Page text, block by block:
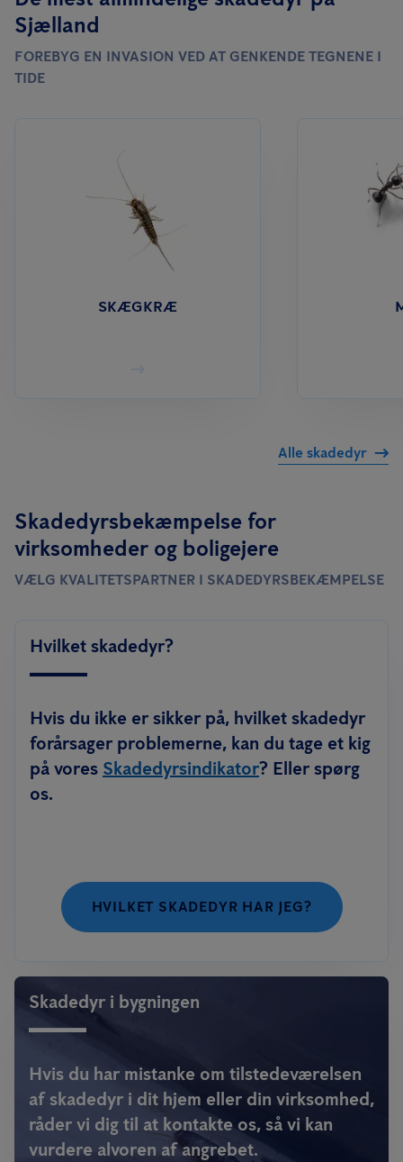
Sjælland
FOREBYG EN INVASION VED AT GENKENDE TEGNENE I
TIDE
SKÆGKRÆ
Alle skadedyr
Skadedyrsbekæmpelse for
virksomheder og boligejere
VÆLG KVALITETSPARTNER I SKADEDYRSBEKÆMPELSE
Hvilket skadedyr?
Hvis du ikke er sikker på, hvilket skadedyr
forårsager problemerne, kan du tage et kig
på vores Skadedyrsindikator? Eller spørg
os.
HVILKET SKADEDYR HAR JEG?
Skadedyr i bygningen
Hvis du har mistanke om tilstedeværelsen
af skadedyr i dit hjem eller din virksomhed,
råder vi dig til at kontakte os, så vi kan
vurdere alvoren af angrebet.